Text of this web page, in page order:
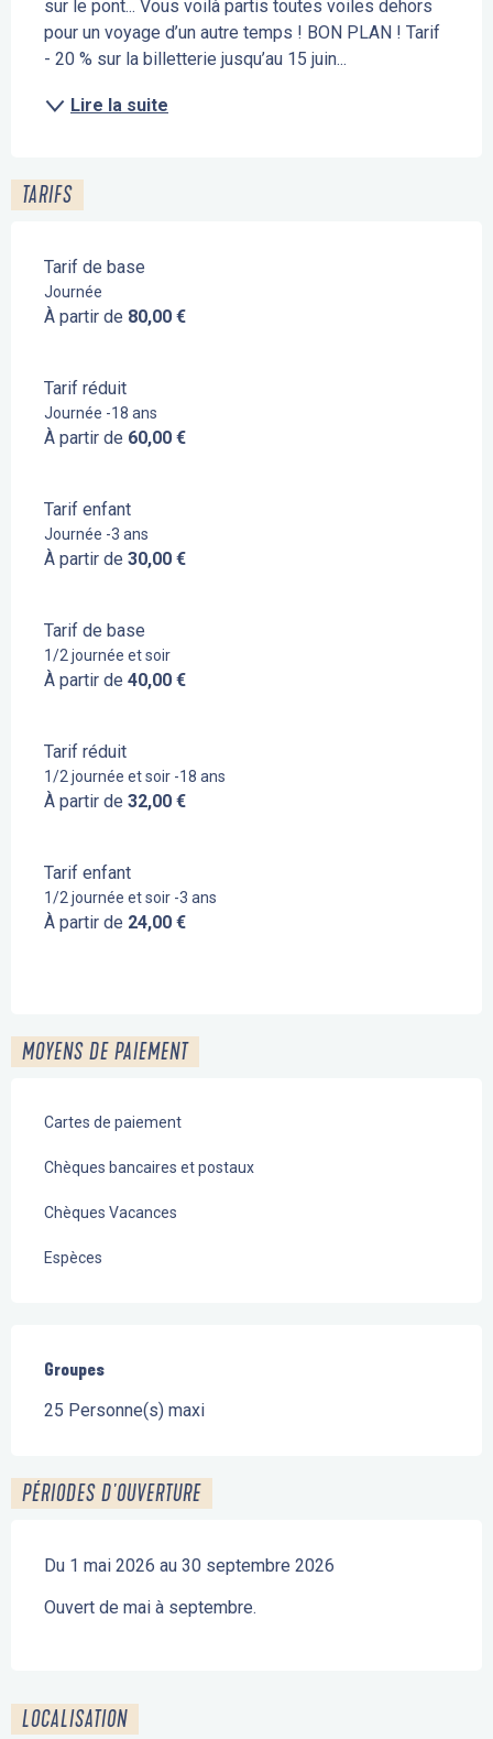
sur le pont... Vous voilà partis toutes voiles dehors
pour un voyage d’un autre temps ! BON PLAN ! Tarif
- 20 % sur la billetterie jusqu’au 15 juin...
Lire la suite
TARIFS
Tarif de base
Journée
À partir de 80,00 €
Tarif réduit
Journée -18 ans
À partir de 60,00 €
Tarif enfant
Journée -3 ans
À partir de 30,00 €
Tarif de base
1/2 journée et soir
À partir de 40,00 €
Tarif réduit
1/2 journée et soir -18 ans
À partir de 32,00 €
Tarif enfant
1/2 journée et soir -3 ans
À partir de 24,00 €
MOYENS DE PAIEMENT
Cartes de paiement
Chèques bancaires et postaux
Chèques Vacances
Espèces
Groupes
Groupes
25 Personne(s) maxi
PÉRIODES D'OUVERTURE
Du 1 mai 2026 au 30 septembre 2026
Ouvert de mai à septembre.
LOCALISATION